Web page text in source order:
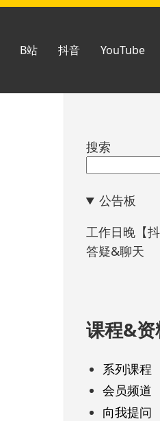
B站 抖音 YouTube
跳
脚
搜索
公告板
工作日晚【
答疑&聊天
课程&资
系列课程
会员频道
向我提问